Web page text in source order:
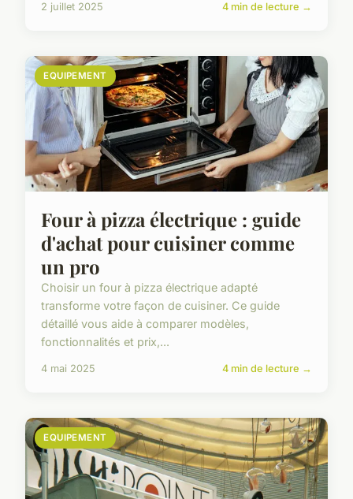
2 juillet 2025 4 min de lecture →
EQUIPEMENT
Four à pizza électrique : guide
d'achat pour cuisiner comme
un pro
Choisir un four à pizza électrique adapté
transforme votre façon de cuisiner. Ce guide
détaillé vous aide à comparer modèles,
fonctionnalités et prix,...
4 mai 2025 4 min de lecture →
EQUIPEMENT